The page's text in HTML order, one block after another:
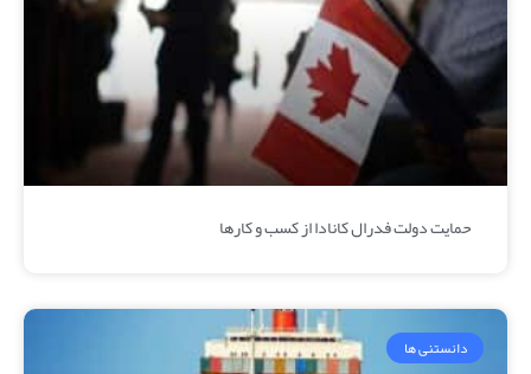
حمایت دولت فدرال کانادا از کسب و کارها
دانستنی ها